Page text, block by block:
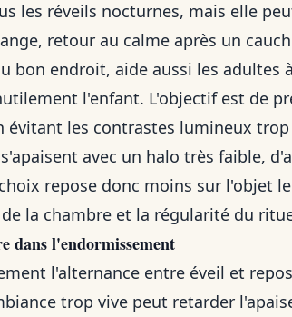
les réveils nocturnes, mais elle
retour au calme après un
bon endroit, aide aussi les adultes
l'enfant. L'objectif est de
évitant les contrastes lumineux
avec un halo très faible,
repose donc moins sur l'objet
la chambre et la régularité du
dans l'endormissement
l'alternance entre éveil et
trop vive peut retarder